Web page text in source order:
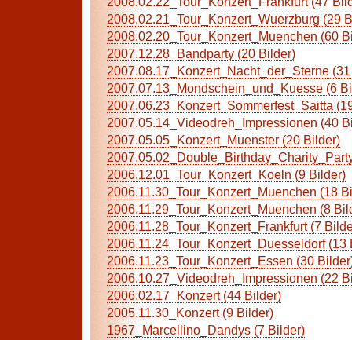
2008.02.21_Tour_Konzert_Wuerzburg (29
2008.02.20_Tour_Konzert_Muenchen (60
2007.12.28_Bandparty (20 Bilder)
2007.08.17_Konzert_Nacht_der_Sterne
2007.07.13_Mondschein_und_Kuesse (6
2007.06.23_Konzert_Sommerfest_Saitta
2007.05.14_Videodreh_Impressionen (40
2007.05.05_Konzert_Muenster (20 Bilder)
2006.12.01_Tour_Konzert_Koeln (9 Bilder)
2006.11.30_Tour_Konzert_Muenchen (18
2006.11.29_Tour_Konzert_Muenchen (8
2006.11.28_Tour_Konzert_Frankfurt (7
2006.11.24_Tour_Konzert_Duesseldorf (13
2006.11.23_Tour_Konzert_Essen (30
2006.10.27_Videodreh_Impressionen (22
2006.02.17_Konzert (44 Bilder)
2005.11.30_Konzert (9 Bilder)
1967_Marcellino_Dandys (7 Bilder)